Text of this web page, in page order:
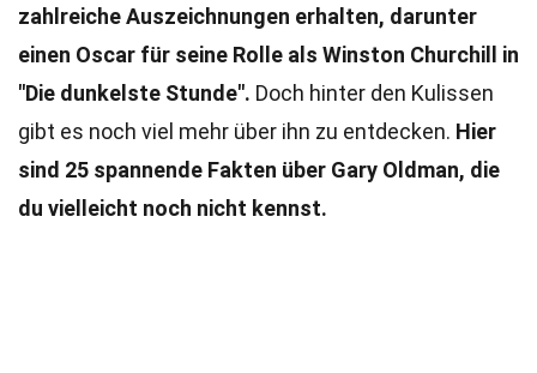
zahlreiche Auszeichnungen erhalten, darunter
einen Oscar für seine Rolle als Winston Churchill in
"Die dunkelste Stunde". Doch hinter den Kulissen
gibt es noch viel mehr über ihn zu entdecken. Hier
sind 25 spannende Fakten über Gary Oldman, die
du vielleicht noch nicht kennst.